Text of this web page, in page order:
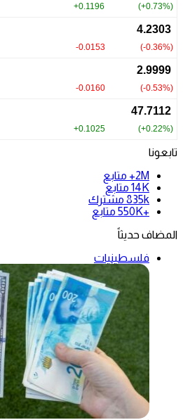
تابعونا
2M+
متابع
14K متابع
835k مشترك
+550K
متابع
المضاف حديثاً
فلسطينيات